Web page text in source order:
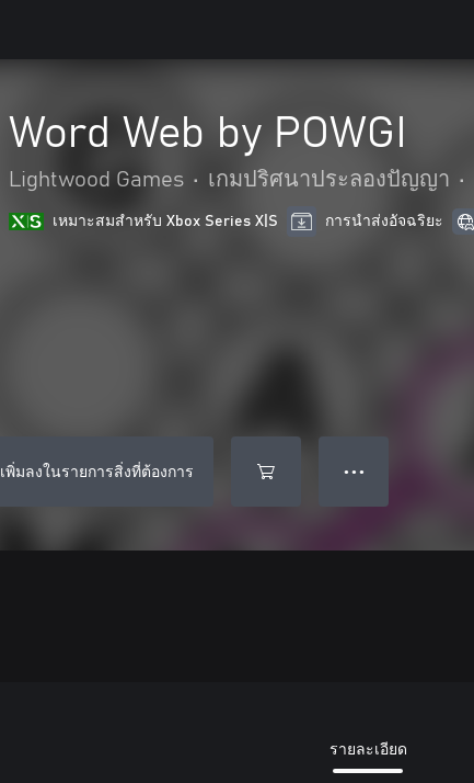
Word Web by POWGI
Lightwood Games • เกมปริศนาประลองปัญญา •
เหมาะสมสําหรับ Xbox Series X|S การนำส่งอัจฉริยะ
เพิ่มลงในรายการสิ่งที่ต้องการ ● ● ●
รายละเอียด